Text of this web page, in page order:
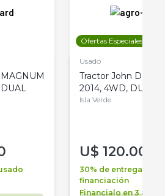
Ofertas Especiales
Usado
Tractor John Deere
2014, 4WD, DUAL
Isla Verde
U$ 120.000
30% de entrega +
financiación
Financialo en 3 años